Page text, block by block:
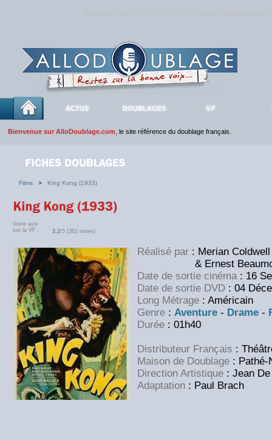
ACTUS DOUBLAGES V.F
Bienvenue sur AlloDoublage.com , le site référence du doublage français.
Films > King Kong (1933)
Votre avis
sur la VF :
3.2/5 (362 notes)
Réalisé par : Merian
& Ernest Beaumont
Date de sortie cinéma : 16
Date de sortie DVD : 04
Long Métrage : Américain
Genre : Aventure - Drame -
Durée : 01h40
Distributeur Français :
Maison de Doublage : Pathé-
Direction Artistique : Jean
Adaptation : Paul Brach